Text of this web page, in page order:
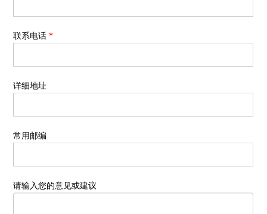
联系电话 *
详细地址
常用邮编
请输入您的意见或建议